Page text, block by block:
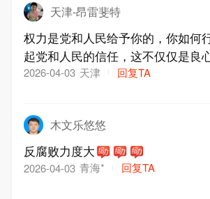
天津-昂雷斐特
权力是党和人民给予你的，你如何
起党和人民的信任，这不仅仅是良
性原则最起码的政治觉悟啊！！！
2026-04-03 天津 回复TA
木文乐悠悠
反腐败力度大
2026-04-03 青海* 回复TA